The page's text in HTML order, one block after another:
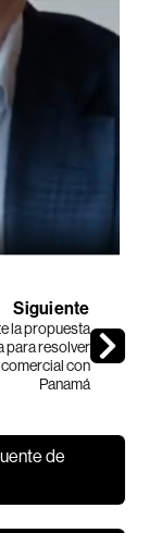
Siguiente
la propuesta
para resolver
con
Panamá
de